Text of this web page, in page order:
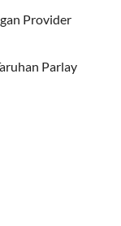
Provider
Parlay